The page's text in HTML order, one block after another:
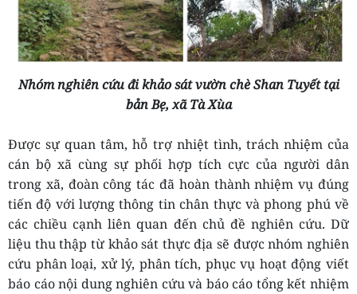
Nhóm nghiên cứu đi khảo sát vườn chè Shan Tuyết tại
bản Bẹ, xã Tà Xùa
Được sự quan tâm, hỗ trợ nhiệt tình, trách nhiệm của
cán bộ xã cùng sự phối hợp tích cực của người dân
trong xã, đoàn công tác đã hoàn thành nhiệm vụ đúng
tiến độ với lượng thông tin chân thực và phong phú về
các chiều cạnh liên quan đến chủ đề nghiên cứu. Dữ
liệu thu thập từ khảo sát thực địa sẽ được nhóm nghiên
cứu phân loại, xử lý, phân tích, phục vụ hoạt động viết
báo cáo nội dung nghiên cứu và báo cáo tổng kết nhiệm